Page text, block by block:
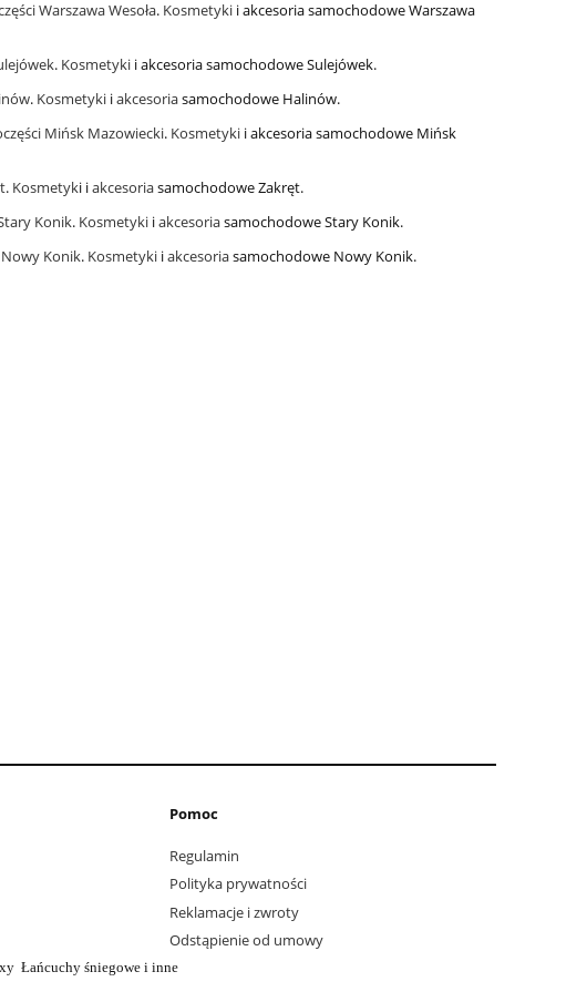
Warszawa Wesoła. Kosmetyki i akcesoria samochodowe Warszawa
. Kosmetyki i akcesoria samochodowe Sulejówek.
. Kosmetyki iakcesoriasamochodowe Halinów.
Mińsk Mazowiecki. Kosmetyki i akcesoria samochodowe Mińsk
. Kosmetyki iakcesoriasamochodowe Zakręt.
Konik. Kosmetyki iakcesoriasamochodowe Stary Konik.
Konik. Kosmetyki iakcesoriasamochodowe Nowy Konik.
Pomoc
Regulamin
Polityka prywatności
Reklamacje i zwroty
Odstąpienie od umowy
Łańcuchy śniegowe i inne